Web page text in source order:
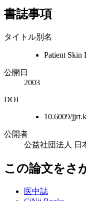
書誌事項
タイトル別名
Patient Skin
公開日
2003
DOI
10.6009/
公開者
公益社団法人 日
この論文をさ
医中誌